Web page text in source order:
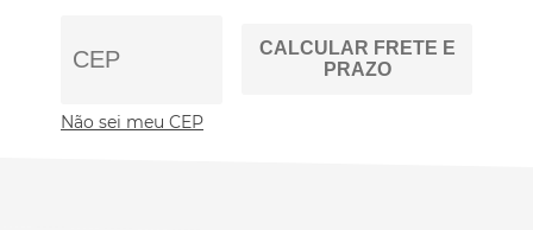
CALCULAR FRETE E
PRAZO
Não sei meu CEP